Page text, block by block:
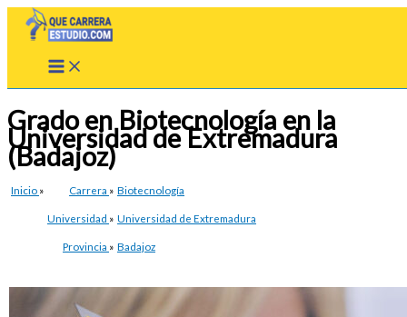
Grado en Biotecnología en la
Universidad de Extremadura
(Badajoz)
Inicio » Carrera » Biotecnología
Universidad » Universidad de Extremadura
Provincia » Badajoz